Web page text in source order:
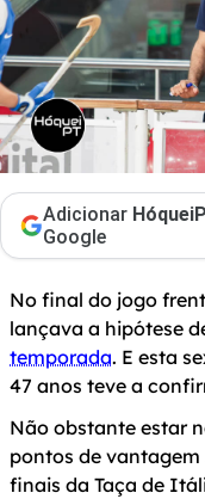
Adicionar
Google
No final do jogo
lançava a hipótese
temporada. E esta
47 anos teve a
Não obstante estar
pontos de vantagem
finais da Taça de